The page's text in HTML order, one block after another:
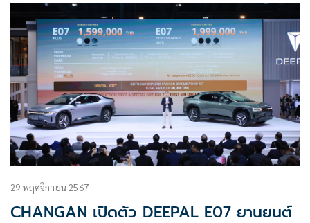
29 พฤศจิกายน 2567
CHANGAN เปิดตัว DEEPAL E07 ยานยนต์